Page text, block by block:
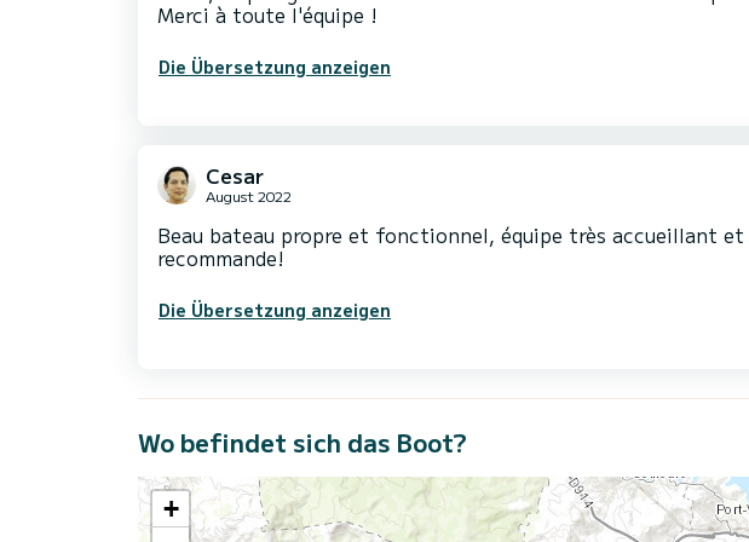
Merci à toute l'équipe !
Die Übersetzung anzeigen
Cesar
August 2022
Beau bateau propre et fonctionnel, équipe très accueillant et
recommande!
Die Übersetzung anzeigen
Wo befindet sich das Boot?
+